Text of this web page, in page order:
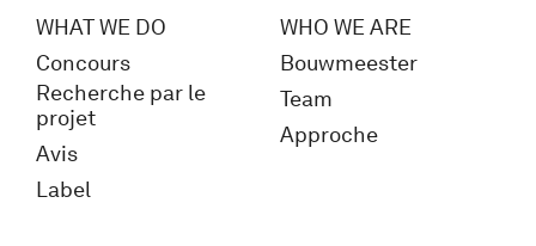
WHAT WE DO
Concours
Recherche par le
projet
Avis
Label
WHO WE ARE
Bouwmeester
Team
Approche